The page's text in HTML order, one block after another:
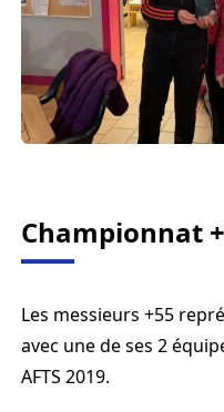
Championnat
Les messieurs +55
avec une de ses 2
AFTS 2019.